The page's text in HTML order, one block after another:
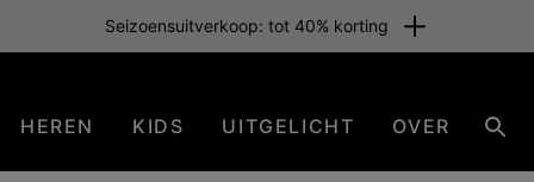
Seizoensuitverkoop: tot 40% korting
HEREN KIDS UITGELICHT OVER